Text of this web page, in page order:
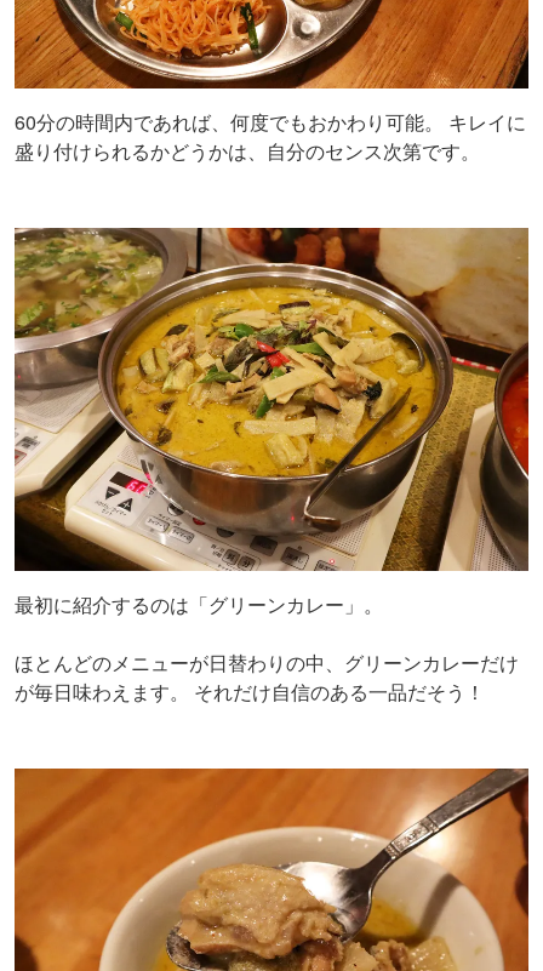
60分の時間内であれば、何度でもおかわり可能。 キレイに
盛り付けられるかどうかは、自分のセンス次第です。
最初に紹介するのは「グリーンカレー」。
ほとんどのメニューが日替わりの中、グリーンカレーだけ
が毎日味わえます。 それだけ自信のある一品だそう！